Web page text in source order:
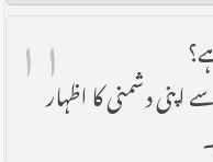
۱۱اپنی دشمنی کا اظہار